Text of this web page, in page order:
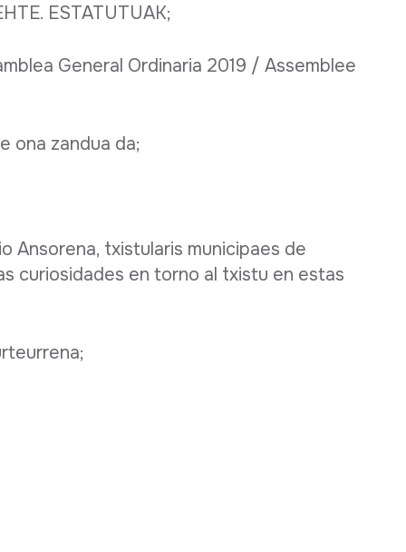
ESTATUTUAK;
General Ordinaria 2019 / Assemblee
ona zandua da;
Ansorena, txistularis municipaes de
curiosidades en torno al txistu en estas